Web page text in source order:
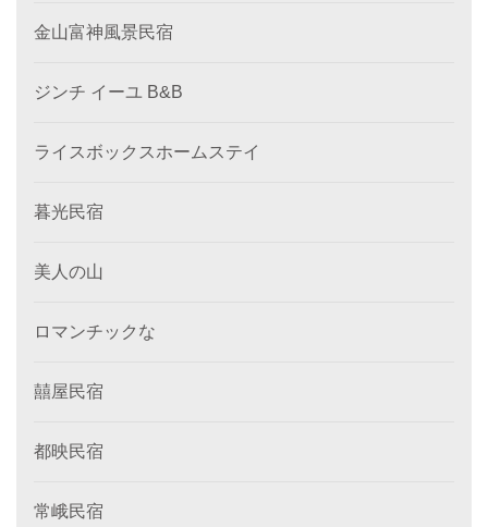
金山富神風景民宿
ジンチ イーユ B&B
ライスボックスホームステイ
暮光民宿
美人の山
ロマンチックな
囍屋民宿
都映民宿
常峨民宿